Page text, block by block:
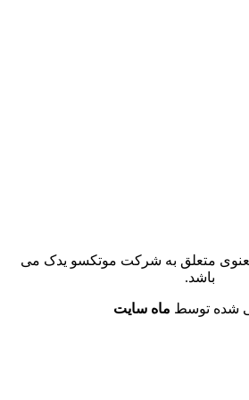
متعلق به شرکت موتکسو یدک می
باشد.
شده توسط ماه سایت